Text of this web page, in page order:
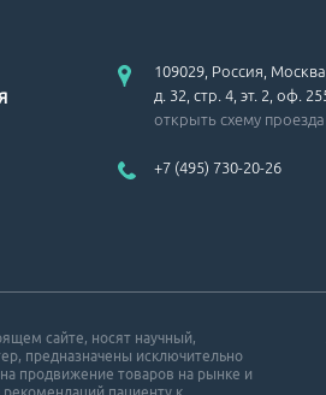
109029, Россия,
д. 32, стр. 4, эт. 2, оф.
открыть схему проезда
+7 (495) 730-20-26
сайте, носят научный,
предназначены исключительно
продвижение товаров на рынке и